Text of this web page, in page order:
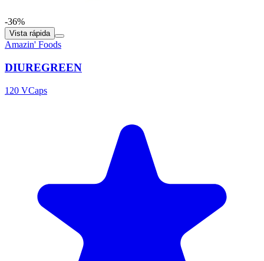
-36%
Vista rápida
Amazin' Foods
DIUREGREEN
120 VCaps